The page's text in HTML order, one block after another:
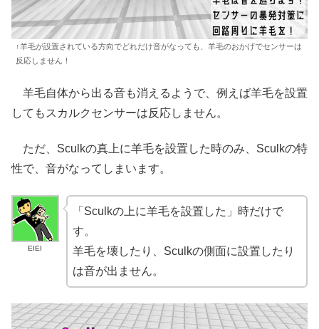
↑羊毛が設置されている方向でどれだけ音がなっても、羊毛のおかげでセンサーは
反応しません！
羊毛自体から出る音も消えるようで、例えば羊毛を設置
してもスカルクセンサーは反応しません。
ただ、Sculkの真上に羊毛を設置した時のみ、Sculkの特
性で、音がなってしまいます。
EIEI
「Sculkの上に羊毛を設置した」時だけで
す。
羊毛を壊したり、Sculkの側面に設置したり
は音が出ません。